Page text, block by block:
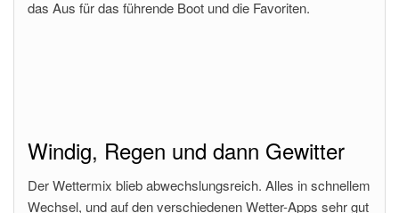
das Aus für das führende Boot und die Favoriten.
Windig, Regen und dann Gewitter
Der Wettermix blieb abwechslungsreich. Alles in schnellem
Wechsel, und auf den verschiedenen Wetter-Apps sehr gut